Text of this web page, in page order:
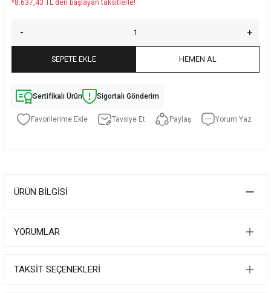
*8.637,43 TL den başlayan taksitlerle!
SEPETE EKLE HEMEN AL
Sertifikalı Ürün Sigortalı Gönderim
Tavsiye Et Paylaş Yorum Yaz
ÜRÜN BILGISI
YORUMLAR
TAKSIT SEÇENEKLERI